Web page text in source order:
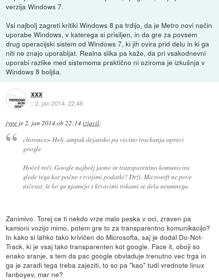
verzija Windows 7.
Vsi najbolj zagreti kritiki Windows 8 pa trdijo, da je Metro novi način
uporabe Windows, v katerega si prisiljen, in da gre za povsem
drug operacijski sistem od Windows 7, ki jih ovira prid delu in ki ga
niti ne znajo uporabljat. Realna slika pa kaže, da pri vsakodnevni
uporabi razlike med sistemoma praktično ni oziroma je izkušnja v
Windows 8 boljša.
xxx
::2. jan 2014, 22:46
jype je2. jan 2014 ob 22:14izjavil:
chironex> Heh, ampak dejansko pa vecino trackanja opravi
google
Hočeš reči, Google najbolj jasno in transparentno komunicira
glede tega kar počne s tvojimi podatki? Drži. Microsoft ne pove
ničesar, še ko ga ujamejo s krvavimi rokami se dela neumnega.
Zanimivo. Torej ce ti nekdo vrze malo peska v oci, zraven pa
kamioni vozijo mimo, potem gre to za transparentno komunikacijo?
In kako si lahko tako krivičen do Microsofta, saj je dodal Do-Not-
Track, ki je vsaj tako transparenten kot google. Face it, oboji so
enako sranje, s tem da pac google obvladuje trenutno vec trga in
ga je zaradi tega treba zajeziti, to so pa "kao" tudi vrednote linux
fanboyev, mar ne?